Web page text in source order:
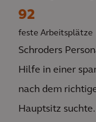
92
feste Arbeitsplätze
Schroders
Hilfe in einer
nach dem
Hauptsitz